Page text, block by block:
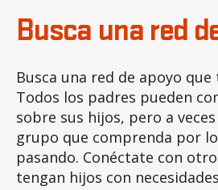
Busca una red
Busca una red de apoyo
Todos los padres pueden
sobre sus hijos, pero a
grupo que comprenda por
pasando. Conéctate con
tengan hijos con